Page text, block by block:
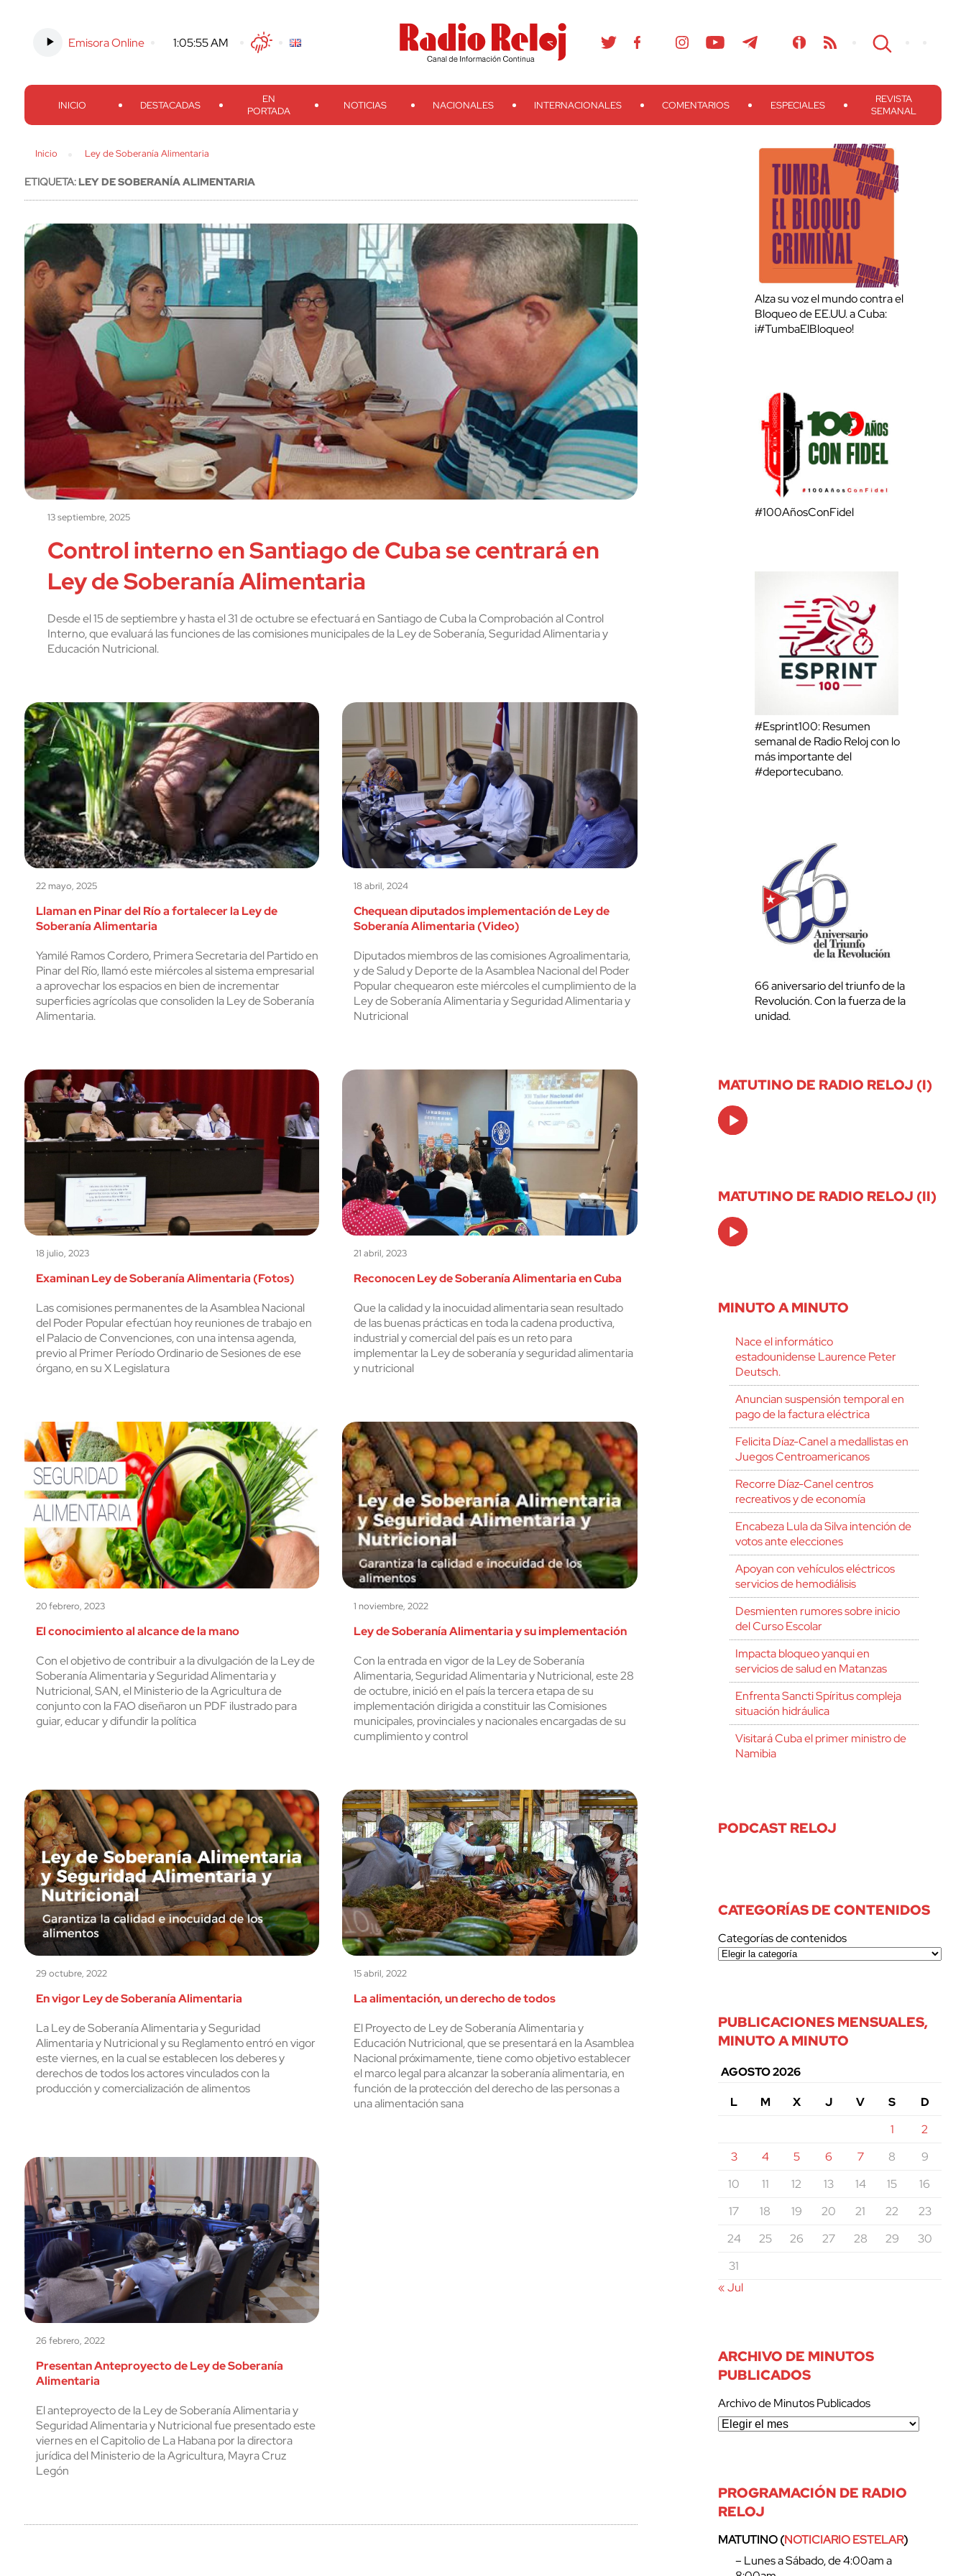
cerrar
Emisora Online -1:05:57 AM TwitterFacebook
Threads
Instagram TelegramTeveo Ivoox RSS Search
INICIO DESTACADAS
EN
PORTADA
NOTICIAS NACIONALES INTERNACIONALES COMENTARIOS ESPECIALES
REVISTA
SEMANAL
Inicio Ley de Soberanía Alimentaria
ETIQUETA:LEY DE SOBERANÍA ALIMENTARIA
13 septiembre, 2025
Control interno en Santiago de Cuba se centrará en
Ley de Soberanía Alimentaria
Desde el 15 de septiembre y hasta el 31 de octubre se efectuará en Santiago de Cuba la Comprobación al Control
Interno, que evaluará las funciones de las comisiones municipales de la Ley de Soberanía, Seguridad Alimentaria y
Educación Nutricional.
22 mayo, 2025
Llaman en Pinar del Río a fortalecer la Ley de
Soberanía Alimentaria
Yamilé Ramos Cordero, Primera Secretaria del Partido en
Pinar del Río, llamó este miércoles al sistema empresarial
a aprovechar los espacios en bien de incrementar
superficies agrícolas que consoliden la Ley de Soberanía
Alimentaria.
18 abril, 2024
Chequean diputados implementación de Ley de
Soberanía Alimentaria (Video)
Diputados miembros de las comisiones Agroalimentaria,
y de Salud y Deporte de la Asamblea Nacional del Poder
Popular chequearon este miércoles el cumplimiento de la
Ley de Soberanía Alimentaria y Seguridad Alimentaria y
Nutricional
18 julio, 2023
Examinan Ley de Soberanía Alimentaria (Fotos)
Las comisiones permanentes de la Asamblea Nacional
del Poder Popular efectúan hoy reuniones de trabajo en
el Palacio de Convenciones, con una intensa agenda,
previo al Primer Período Ordinario de Sesiones de ese
órgano, en su X Legislatura
21 abril, 2023
Reconocen Ley de Soberanía Alimentaria en Cuba
Que la calidad y la inocuidad alimentaria sean resultado
de las buenas prácticas en toda la cadena productiva,
industrial y comercial del país es un reto para
implementar la Ley de soberanía y seguridad alimentaria
y nutricional
20 febrero, 2023
El conocimiento al alcance de la mano
Con el objetivo de contribuir a la divulgación de la Ley de
Soberanía Alimentaria y Seguridad Alimentaria y
Nutricional, SAN, el Ministerio de la Agricultura de
conjunto con la FAO diseñaron un PDF ilustrado para
guiar, educar y difundir la política
1 noviembre, 2022
Ley de Soberanía Alimentaria y su implementación
Con la entrada en vigor de la Ley de Soberanía
Alimentaria, Seguridad Alimentaria y Nutricional, este 28
de octubre, inició en el país la tercera etapa de su
implementación dirigida a constituir las Comisiones
municipales, provinciales y nacionales encargadas de su
cumplimiento y control
29 octubre, 2022
En vigor Ley de Soberanía Alimentaria
La Ley de Soberanía Alimentaria y Seguridad
Alimentaria y Nutricional y su Reglamento entró en vigor
este viernes, en la cual se establecen los deberes y
derechos de todos los actores vinculados con la
producción y comercialización de alimentos
15 abril, 2022
La alimentación, un derecho de todos
El Proyecto de Ley de Soberanía Alimentaria y
Educación Nutricional, que se presentará en la Asamblea
Nacional próximamente, tiene como objetivo establecer
el marco legal para alcanzar la soberanía alimentaria, en
función de la protección del derecho de las personas a
una alimentación sana
26 febrero, 2022
Presentan Anteproyecto de Ley de Soberanía
Alimentaria
El anteproyecto de la Ley de Soberanía Alimentaria y
Seguridad Alimentaria y Nutricional fue presentado este
viernes en el Capitolio de La Habana por la directora
jurídica del Ministerio de la Agricultura, Mayra Cruz
Legón
Alza su voz el mundo contra el
Bloqueo de EE.UU. a Cuba:
¡#TumbaElBloqueo!
#100AñosConFidel
#Esprint100: Resumen
semanal de Radio Reloj con lo
más importante del
#deportecubano.
66 aniversario del triunfo de la
Revolución. Con la fuerza de la
unidad.
MATUTINO DE RADIO RELOJ (I)
Audio
Player
MATUTINO DE RADIO RELOJ (II)
Audio
Player
MINUTO A MINUTO
Nace el informático
estadounidense Laurence Peter
Deutsch.
Anuncian suspensión temporal en
pago de la factura eléctrica
Felicita Díaz-Canel a medallistas en
Juegos Centroamericanos
Recorre Díaz-Canel centros
recreativos y de economía
Encabeza Lula da Silva intención de
votos ante elecciones
Apoyan con vehículos eléctricos
servicios de hemodiálisis
Desmienten rumores sobre inicio
del Curso Escolar
Impacta bloqueo yanqui en
servicios de salud en Matanzas
Enfrenta Sancti Spíritus compleja
situación hidráulica
Visitará Cuba el primer ministro de
Namibia
PODCAST RELOJ
CATEGORÍAS DE CONTENIDOS
Categorías de contenidos
PUBLICACIONES MENSUALES,
MINUTO A MINUTO
AGOSTO 2026
L
M X J V S
D
1
2
3
4 5 6 7 8
9
10
11 12 13 14 15
16
17
18 19 20 21 22
23
24
25 26 27 28 29
30
31
« Jul
ARCHIVO DE MINUTOS
PUBLICADOS
Archivo de Minutos Publicados
PROGRAMACIÓN DE RADIO
RELOJ
MATUTINO (NOTICIARIO ESTELAR)
– Lunes a Sábado, de 4:00am a